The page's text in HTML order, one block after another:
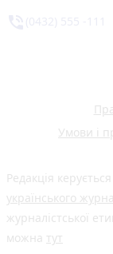
Умови і
Редакція
українського
журналістської
можна тут